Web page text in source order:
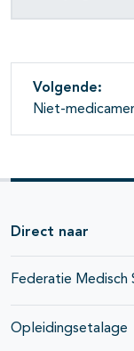
Volgende:
Niet-
Direct naar
Federatie Medisch
Opleidingsetalage